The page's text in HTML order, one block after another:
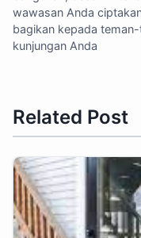
wawasan Anda
bagikan kepada
kunjungan Anda
Related Post